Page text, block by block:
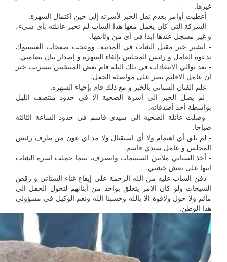
غيرها.
- أعطيت أوامر بعدم نقل الخبر لأسرته إلى حين اكتمال السهرة.
- الشركة التي كان يعمل معها هذا الشاب لم تخبر عائلته بأي شيء،
و غير مسجل عندها ابدا في أي من وثائقها.
- انشتر خبر مقتل الشاب في المدينة، ووعجت صفحات الفيسبوك
بدعوة العامل و رئيس المجلس بإلغاء السهرة و إصدار بيان تضامني.
- بعد توالي الانتقادات في تلك اليلة قام بعض المنتخبين بتسريب خبر
ان عامل الاقليم يصر على مواصلة الحفل.
- علم الفنان الستاتي بالخبر و مع ذلك قام بإحياء السهرة.
- لم يصل الخبر الى أسرة الضحية الا في حدود منتصف الليل
بواسطة أحد أصدقائه.
- وصلت عائلة الضحية الى سيدي قاسم في حدود الساعة الثالثة
صباحا.
- لم تلق أي اهتمام ولا أي استقبال ولا مد اي عون من طرف رئيس
المجلس و عامل سيدي قاسم.
- أخذ الستاتي ملايين السنتيمات وانصرف، بينما حملت اسرة الشاب
ابنها على نعش خشبي.
- دفن الشاب عليه من الله الرحمة على إيقاع غناء الستاتي و رقص
الشيخات ولو كان الامر يتعلق بواحد من أبنائهم لتحول الحفل الى
مأثم ولا حول ولاقوة الا بالله وحسبنا الله ونعم الوكيل في مسؤولي
هذا الوطن.